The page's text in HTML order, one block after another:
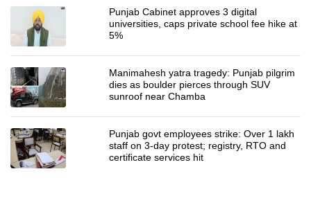
Punjab Cabinet approves 3 digital
universities, caps private school fee hike at
5%
Manimahesh yatra tragedy: Punjab pilgrim
dies as boulder pierces through SUV
sunroof near Chamba
Punjab govt employees strike: Over 1 lakh
staff on 3-day protest; registry, RTO and
certificate services hit